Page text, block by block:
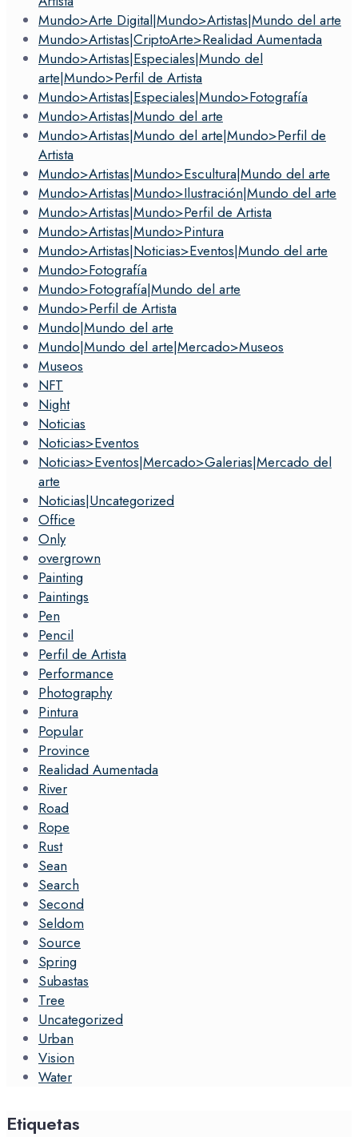
Mundo>Arte Digital|Mundo>Artistas|Mundo del arte
Mundo>Artistas|CriptoArte>Realidad Aumentada
Mundo>Artistas|Especiales|Mundo del
arte|Mundo>Perfil de Artista
Mundo>Artistas|Especiales|Mundo>Fotografía
Mundo>Artistas|Mundo del arte
Mundo>Artistas|Mundo del arte|Mundo>Perfil de
Artista
Mundo>Artistas|Mundo>Escultura|Mundo del arte
Mundo>Artistas|Mundo>Ilustración|Mundo del arte
Mundo>Artistas|Mundo>Perfil de Artista
Mundo>Artistas|Mundo>Pintura
Mundo>Artistas|Noticias>Eventos|Mundo del arte
Mundo>Fotografía
Mundo>Fotografía|Mundo del arte
Mundo>Perfil de Artista
Mundo|Mundo del arte
Mundo|Mundo del arte|Mercado>Museos
Museos
NFT
Night
Noticias
Noticias>Eventos
Noticias>Eventos|Mercado>Galerias|Mercado del
arte
Noticias|Uncategorized
Office
Only
overgrown
Painting
Paintings
Pen
Pencil
Perfil de Artista
Performance
Photography
Pintura
Popular
Province
Realidad Aumentada
River
Road
Rope
Rust
Sean
Search
Second
Seldom
Source
Spring
Subastas
Tree
Uncategorized
Urban
Vision
Water
Etiquetas